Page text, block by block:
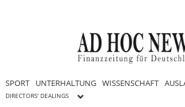
SPORT UNTERHALTUNG WISSENSCHAFT
DIRECTORS' DEALINGS